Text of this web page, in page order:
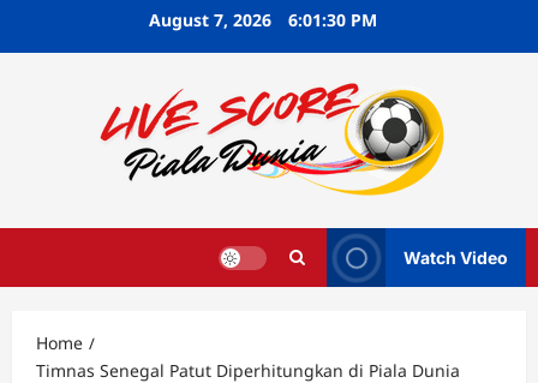
August 7, 2026 6:01:31 PM
Watch Video
Home
Timnas Senegal Patut Diperhitungkan di Piala Dunia